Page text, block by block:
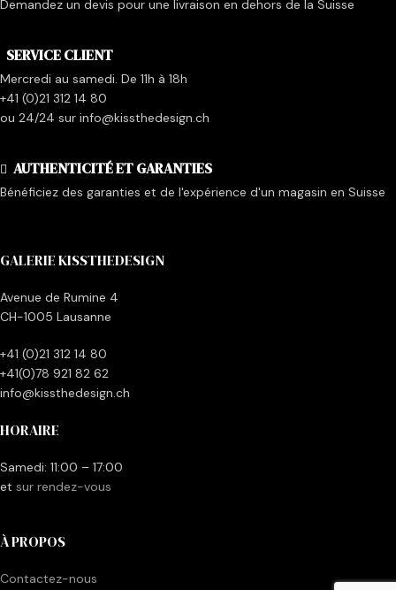
Demandez un devis pour une livraison en dehors de la Suisse
SERVICE CLIENT
Mercredi au samedi. De 11h à 18h
+41 (0)21 312 14 80
ou 24/24 sur info@kissthedesign.ch
AUTHENTICITÉ ET GARANTIES
Bénéficiez des garanties et de l'expérience d'un magasin en Suisse
GALERIE KISSTHEDESIGN
Avenue de Rumine 4
CH-1005 Lausanne
+41 (0)21 312 14 80
+41(0)78 921 82 62
info@kissthedesign.ch
HORAIRE
Samedi: 11:00 – 17:00
et sur rendez-vous
À PROPOS
Contactez-nous